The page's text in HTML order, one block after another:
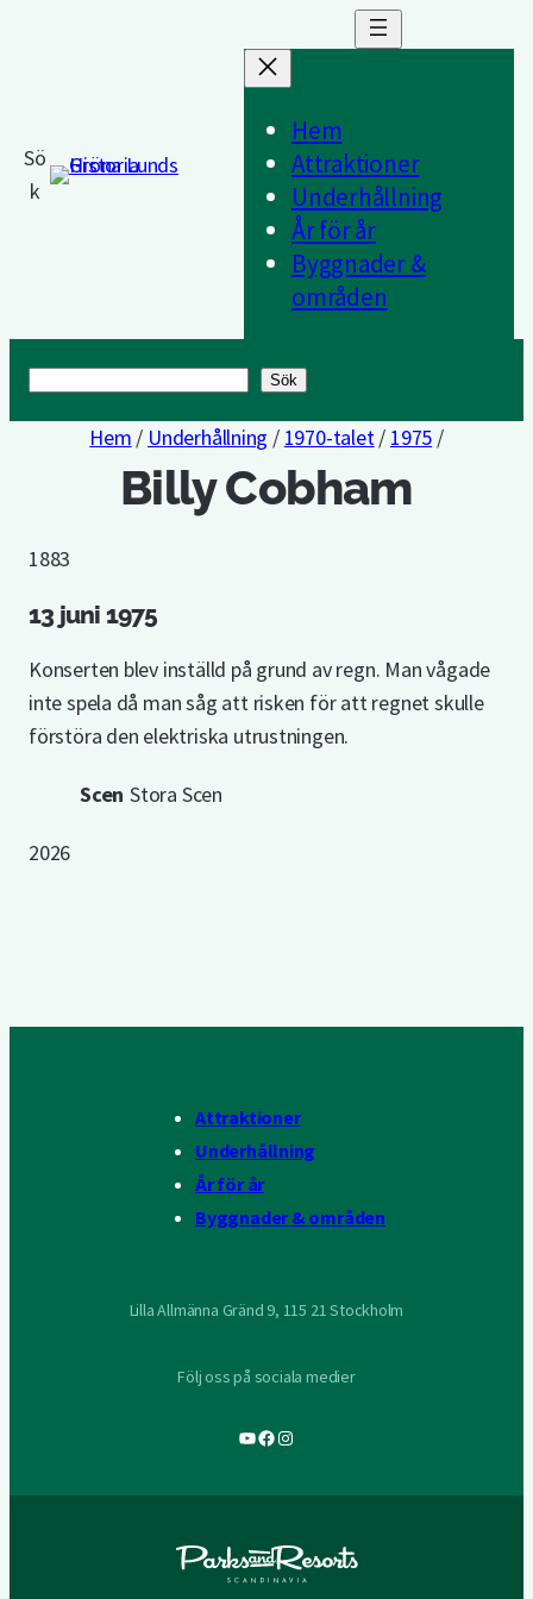
Sö
k
Hem
Attraktioner
Underhållning
År för år
Byggnader &
områden
Sök
Hem / Underhållning / 1970-talet/ 1975 /
Billy Cobham
1883
13 juni 1975
Konserten blev inställd på grund av regn. Man vågade
inte spela då man såg att risken för att regnet skulle
förstöra den elektriska utrustningen.
Scen Stora Scen
2026
Attraktioner
Underhållning
År för år
Byggnader & områden
Lilla Allmänna Gränd 9, 115 21 Stockholm
Följ oss på sociala medier
YouTube
Facebook
Instagram